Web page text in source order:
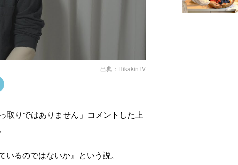
出典： HikakinTV
取りではありません」コメントした上
るのではないか』という説。